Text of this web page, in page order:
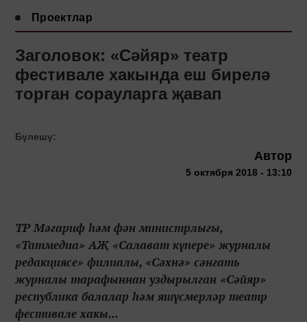
Проектлар
Заголовок: «Сәйяр» театр
фестивале хакында еш бирелә
торган сорауларга җавап
Бүлешү:
Автор
5 октября 2018 - 13:10
ТР Мәгариф һәм фән министрлыгы,
«Татмедиа» АҖ «Салават күпере» журналы
редакциясе» филиалы, «Сәхнә» сәнгать
журналы тарафыннан уздырылган «Сәйяр»
республика балалар һәм яшүсмерләр театр
фестивале хакы...